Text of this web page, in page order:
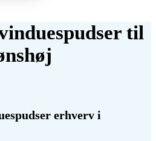
til
erhverv i